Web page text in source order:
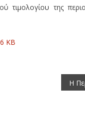
της
KB